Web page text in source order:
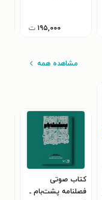
۱۹۵,۰۰۰ ت
مشاهده همه
کتاب صوتی
فصلنامه پشت‌بام ـ